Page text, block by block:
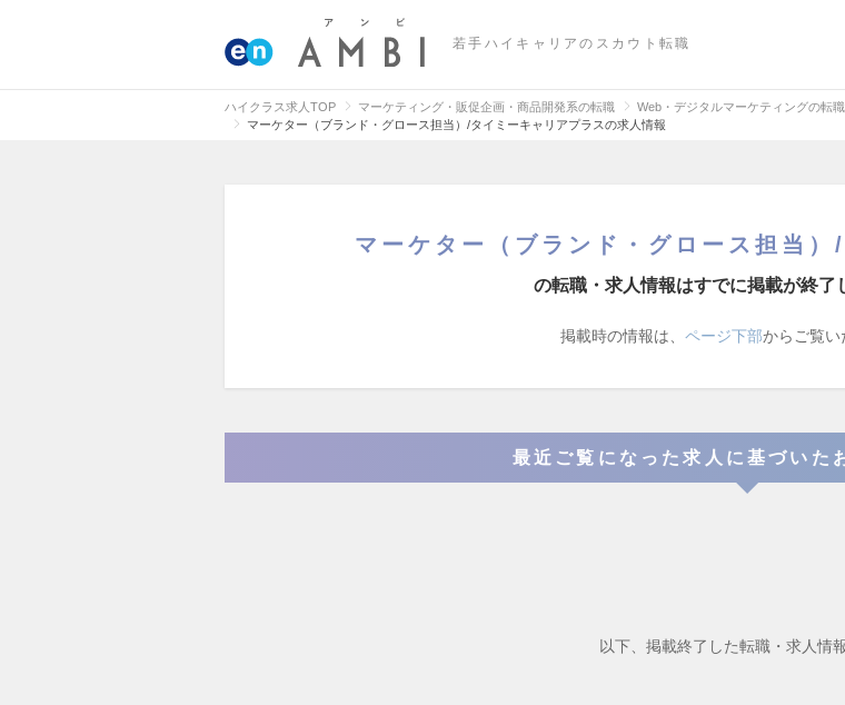
若手ハイキャリアのスカウト転職
ハイクラス求人TOP マーケティング・販促企画・商品開発系の転職
Web・デジタルマーケティングの転職
マーケター（ブランド・グロース担当）/タイミーキャリアプラスの求人情報
マーケター（ブランド・グロース担当）
の転職・求人情報はすでに掲載が終了
掲載時の情報は、 ページ下部からご覧い
最近ご覧になった求人に基づいた
以下、掲載終了した転職・求人情報